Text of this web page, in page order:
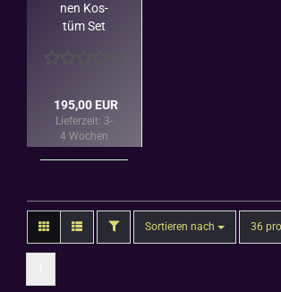
nen Kos­
tüm Set
Anita Berg
195,00 EUR
Lieferzeit: 3-
4 Wochen
FILTERSortieren nach
Sortieren nach 36
pro